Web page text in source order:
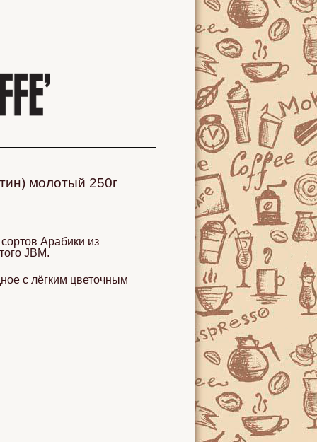
молотый 250г
Арабики из
JBM.
с лёгким цветочным